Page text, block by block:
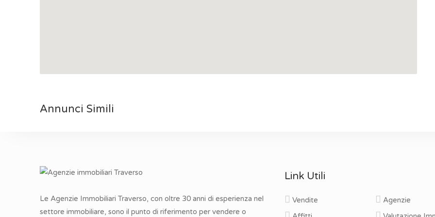
Annunci Simili
Le Agenzie Immobiliari Traverso, con oltre 30 anni di esperienza nel
settore immobiliare, sono il punto di riferimento per vendere o
Link Utili
Vendite
Agenzie